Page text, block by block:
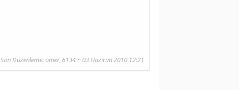
Son Düzenleme:omer_6134 ~ 03 Haziran 2010 12:21